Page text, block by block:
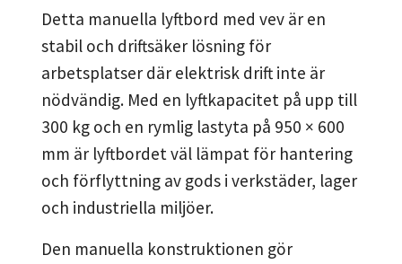
Detta manuella lyftbord med vev är en
stabil och driftsäker lösning för
arbetsplatser där elektrisk drift inte är
nödvändig. Med en lyftkapacitet på upp till
300 kg och en rymlig lastyta på 950 × 600
mm är lyftbordet väl lämpat för hantering
och förflyttning av gods i verkstäder, lager
och industriella miljöer.
Den manuella konstruktionen gör